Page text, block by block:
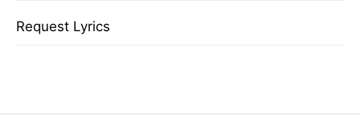
Request Lyrics